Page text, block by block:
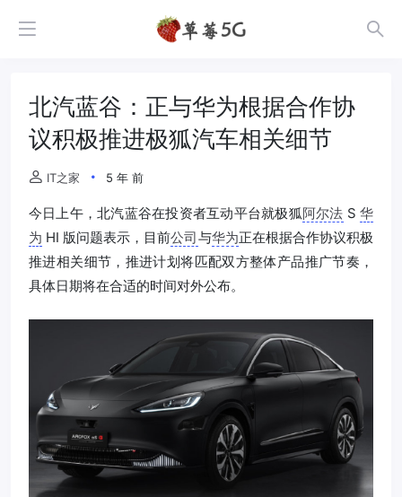
北汽蓝谷：正与华为根据合作协
议积极推进极狐汽车相关细节
IT之家 5 年 前
今日上午，北汽蓝谷在投资者互动平台就极狐阿尔法 S华
为 HI 版问题表示，目前公司与华为正在根据合作协议积极
推进相关细节，推进计划将匹配双方整体产品推广节奏，
具体日期将在合适的时间对外公布。